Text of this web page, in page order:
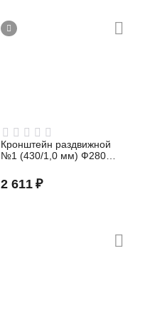
Кронштейн раздвижной
№1 (430/1,0 мм) Ф280
2 611 ₽